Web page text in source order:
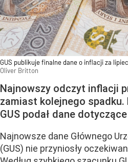
GUS publikuje finalne dane o inflacji za
Oliver Britton
Najnowszy odczyt inflacji
zamiast kolejnego spadku.
GUS podał dane
Najnowsze dane Głównego
(GUS) nie przyniosły